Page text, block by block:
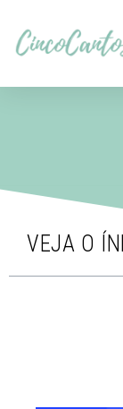
VEJA O